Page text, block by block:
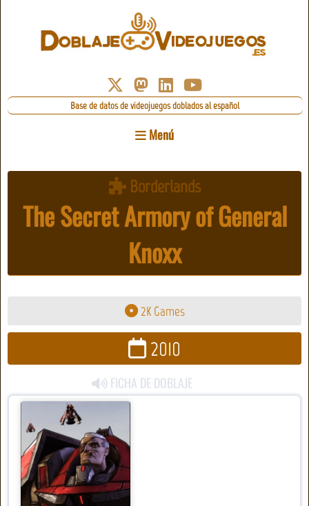
Base de datos de videojuegos doblados al español
Menú
Borderlands
The Secret Armory of General
Knoxx
2K Games
2010
FICHA DE DOBLAJE